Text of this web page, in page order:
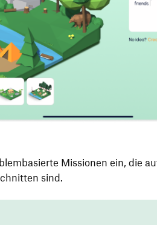
Missionen ein, die
sind.